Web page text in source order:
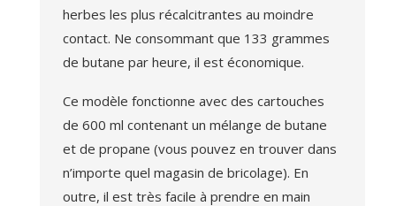
herbes les plus récalcitrantes au moindre
contact. Ne consommant que 133 grammes
de butane par heure, il est économique.
Ce modèle fonctionne avec des cartouches
de 600 ml contenant un mélange de butane
et de propane (vous pouvez en trouver dans
n’importe quel magasin de bricolage). En
outre, il est très facile à prendre en main